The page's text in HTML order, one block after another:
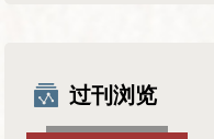
过刊浏览